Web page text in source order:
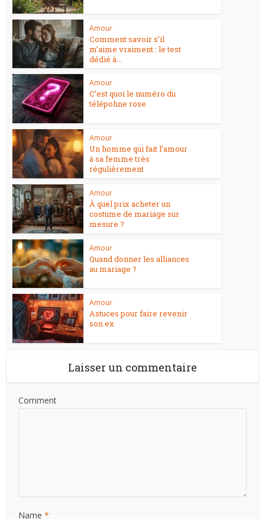
Amour
Comment savoir s’il
m’aime vraiment : le test
dédié à...
Amour
C’est quoi le numéro du
télépohne rose
Amour
Un homme qui fait l’amour
à sa femme très
régulièrement
Amour
À quel prix acheter un
costume de mariage sur
mesure ?
Amour
Quand donner les alliances
au mariage ?
Amour
Astuces pour faire revenir
son ex
Laisser un commentaire
Comment
Name *